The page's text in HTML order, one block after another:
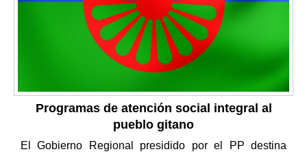
Programas de atención social integral al
pueblo gitano
El Gobierno Regional presidido por el PP destina